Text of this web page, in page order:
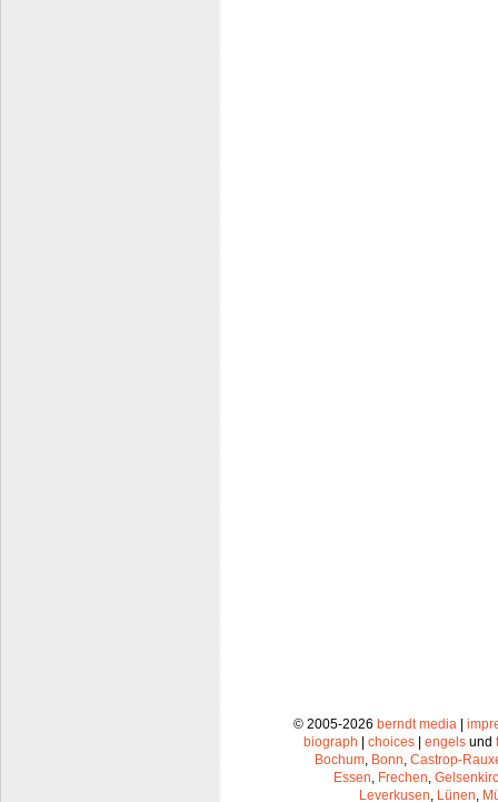
© 2005-2026 berndt media|
biograph
choices engels und
Bochum, Bonn, Castrop-
Essen, Frechen,
Leverkusen, Lünen,